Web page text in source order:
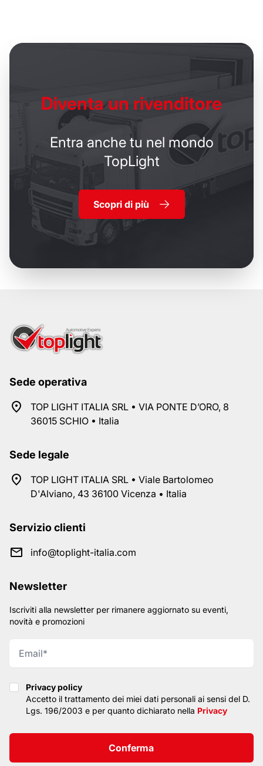
Diventa un rivenditore
Entra anche tu nel mondo
TopLight
Scopri di più
Sede operativa
TOP LIGHT ITALIA SRL • VIA PONTE D’ORO, 8
36015 SCHIO • Italia
Sede legale
TOP LIGHT ITALIA SRL • Viale Bartolomeo
D'Alviano, 43 36100 Vicenza • Italia
Servizio clienti
info@toplight-italia.com
Newsletter
Iscriviti alla newsletter per rimanere aggiornato su eventi,
novità e promozioni
Privacy policy
Privacy policy
Accetto il trattamento dei miei dati personali ai sensi del D.
Lgs. 196/2003 e per quanto dichiarato nella Privacy
Conferma